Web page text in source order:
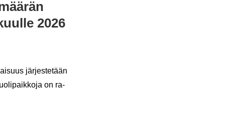
2026
jär­jes­te­tään
on ra­